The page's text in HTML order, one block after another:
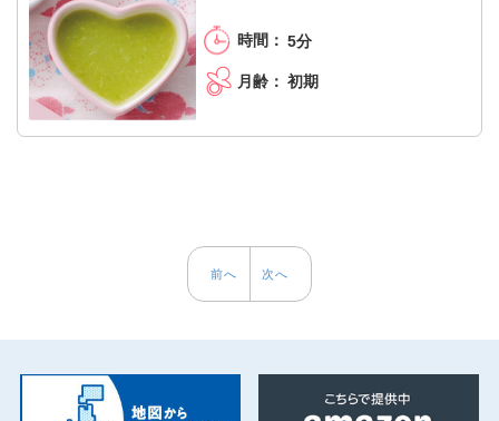
5分
初期
前へ 次へ